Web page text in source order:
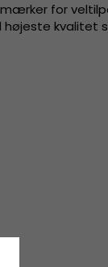
for
kvalitet